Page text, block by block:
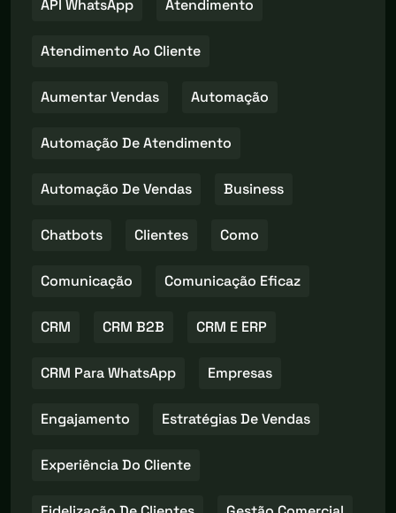
API WhatsApp Atendimento
Atendimento Ao Cliente
Aumentar Vendas Automação
Automação De Atendimento
Automação De Vendas Business
Chatbots Clientes Como
Comunicação Comunicação Eficaz
CRM CRM B2B CRM E ERP
CRM Para WhatsApp Empresas
Engajamento Estratégias De Vendas
Experiência Do Cliente